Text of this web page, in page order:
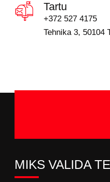
Tartu
+372 527 4175
Tehnika 3, 50104
MIKS VALIDA